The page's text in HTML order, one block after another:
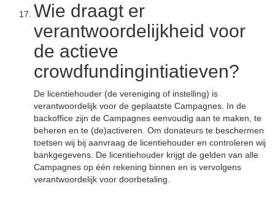
Wie draagt er
verantwoordelijkheid voor
de actieve
crowdfundingintiatieven?
De licentiehouder (de vereniging of instelling) is
verantwoordelijk voor de geplaatste Campagnes. In de
backoffice zijn de Campagnes eenvoudig aan te maken, te
beheren en te (de)activeren. Om donateurs te beschermen
toetsen wij bij aanvraag de licentiehouder en controleren wij
bankgegevens. De licentiehouder krijgt de gelden van alle
Campagnes op één rekening binnen en is vervolgens
verantwoordelijk voor doorbetaling.